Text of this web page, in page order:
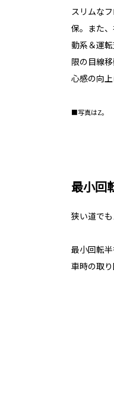
スリムな
保。また
動系＆運
限の目線
心感の向
■写真はZ。
最小回
狭い道で
最小回転
車時の取り